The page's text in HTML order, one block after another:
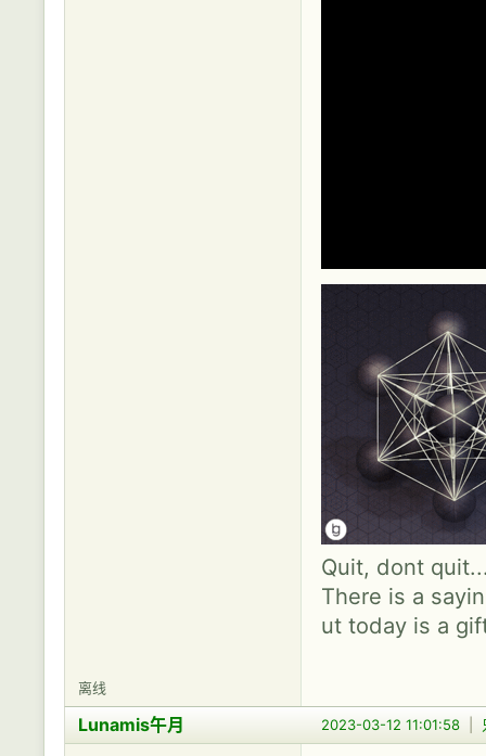
Quit, dont
There is a
ut today is a
离线
2023-03-12 11:01:58
Lunamis午月